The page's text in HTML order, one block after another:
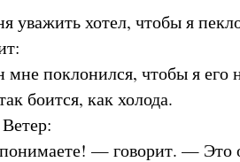
хотел, чтобы я
поклонился, чтобы я его
боится, как холода.
— говорит. — Это